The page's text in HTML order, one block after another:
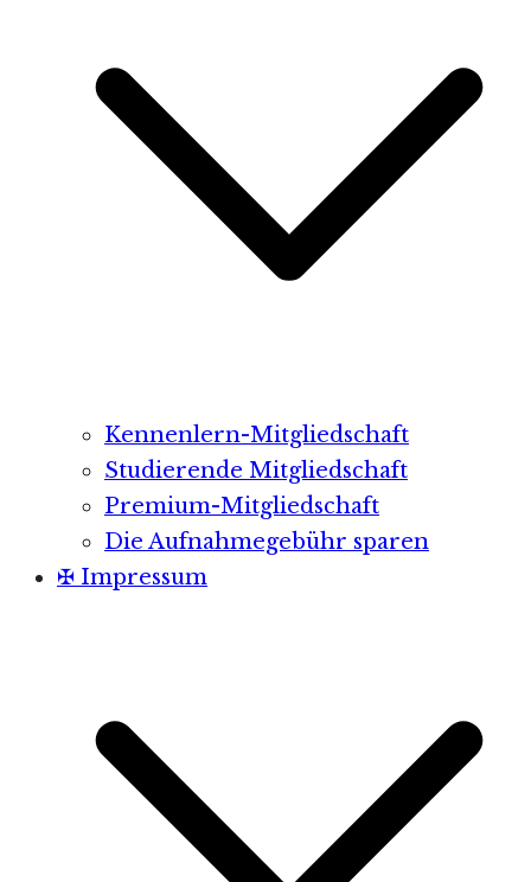
Kennenlern-Mitgliedschaft
Studierende Mitgliedschaft
Premium-Mitgliedschaft
Die Aufnahmegebühr sparen
✠ Impressum